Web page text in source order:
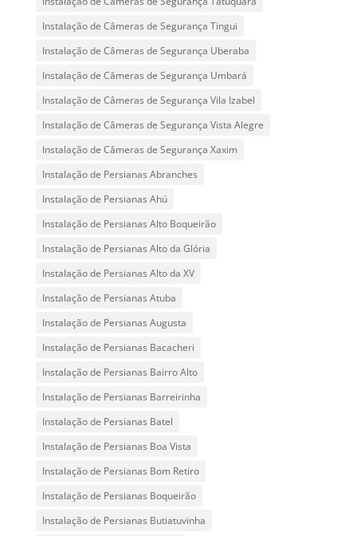
Instalação de Câmeras de Segurança Tingui
Instalação de Câmeras de Segurança Uberaba
Instalação de Câmeras de Segurança Umbará
Instalação de Câmeras de Segurança Vila Izabel
Instalação de Câmeras de Segurança Vista Alegre
Instalação de Câmeras de Segurança Xaxim
Instalação de Persianas Abranches
Instalação de Persianas Ahú
Instalação de Persianas Alto Boqueirão
Instalação de Persianas Alto da Glória
Instalação de Persianas Alto da XV
Instalação de Persianas Atuba
Instalação de Persianas Augusta
Instalação de Persianas Bacacheri
Instalação de Persianas Bairro Alto
Instalação de Persianas Barreirinha
Instalação de Persianas Batel
Instalação de Persianas Boa Vista
Instalação de Persianas Bom Retiro
Instalação de Persianas Boqueirão
Instalação de Persianas Butiatuvinha